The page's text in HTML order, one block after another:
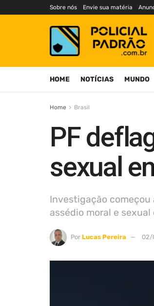
Sobre nós Envie sua matéria
HOME NOTÍCIAS MUNDO
Home Brasil
PF
sexual
Investigação começou
assédio moral e
Por Lucas Pereira 02/